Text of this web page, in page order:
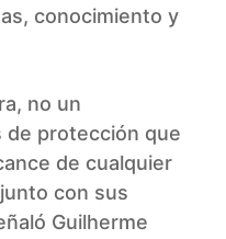
conocimiento y
no un
de protección que
de cualquier
con sus
Guilherme